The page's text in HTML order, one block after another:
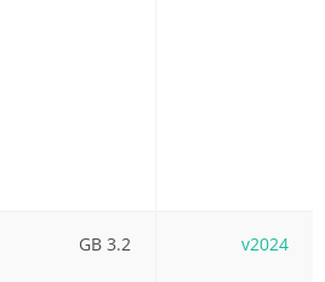
v2024
3.2 GB